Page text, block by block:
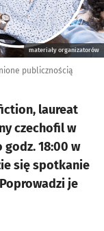
materiały organizatorów
publicznością
laureat
czechofil w
godz. 18:00 w
się spotkanie
je